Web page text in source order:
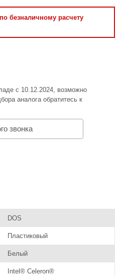
безналичному расчету
с 10.12.2024, возможно
аналога обратитесь к
звонка
DOS
Пластиковый
Белый
Intel® Celeron®